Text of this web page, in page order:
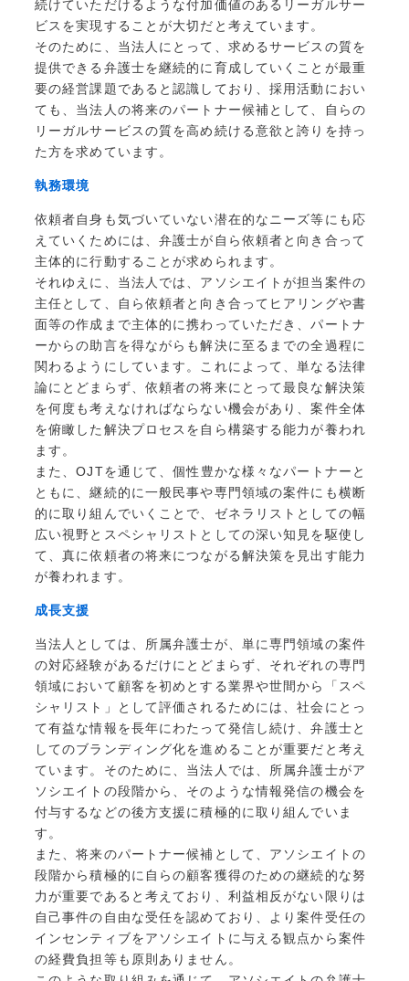
続けていただけるような付加価値のあるリーガルサー
ビスを実現することが大切だと考えています。
そのために、当法人にとって、求めるサービスの質を
提供できる弁護士を継続的に育成していくことが最重
要の経営課題であると認識しており、採用活動におい
ても、当法人の将来のパートナー候補として、自らの
リーガルサービスの質を高め続ける意欲と誇りを持っ
た方を求めています。
執務環境
依頼者自身も気づいていない潜在的なニーズ等にも応
えていくためには、弁護士が自ら依頼者と向き合って
主体的に行動することが求められます。
それゆえに、当法人では、アソシエイトが担当案件の
主任として、自ら依頼者と向き合ってヒアリングや書
面等の作成まで主体的に携わっていただき、パートナ
ーからの助言を得ながらも解決に至るまでの全過程に
関わるようにしています。これによって、単なる法律
論にとどまらず、依頼者の将来にとって最良な解決策
を何度も考えなければならない機会があり、案件全体
を俯瞰した解決プロセスを自ら構築する能力が養われ
ます。
また、OJTを通じて、個性豊かな様々なパートナーと
ともに、継続的に一般民事や専門領域の案件にも横断
的に取り組んでいくことで、ゼネラリストとしての幅
広い視野とスペシャリストとしての深い知見を駆使し
て、真に依頼者の将来につながる解決策を見出す能力
が養われます。
成長支援
当法人としては、所属弁護士が、単に専門領域の案件
の対応経験があるだけにとどまらず、それぞれの専門
領域において顧客を初めとする業界や世間から「スペ
シャリスト」として評価されるためには、社会にとっ
て有益な情報を長年にわたって発信し続け、弁護士と
してのブランディング化を進めることが重要だと考え
ています。そのために、当法人では、所属弁護士がア
ソシエイトの段階から、そのような情報発信の機会を
付与するなどの後方支援に積極的に取り組んでいま
す。
また、将来のパートナー候補として、アソシエイトの
段階から積極的に自らの顧客獲得のための継続的な努
力が重要であると考えており、利益相反がない限りは
自己事件の自由な受任を認めており、より案件受任の
インセンティブをアソシエイトに与える観点から案件
の経費負担等も原則ありません。